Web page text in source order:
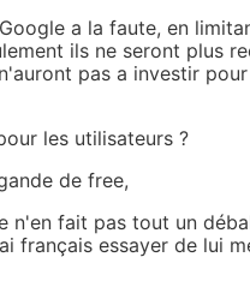
a la faute, en
ils ne seront plus
pas a investir
les utilisateurs ?
de free,
n'en fait pas tout un
français essayer de lui